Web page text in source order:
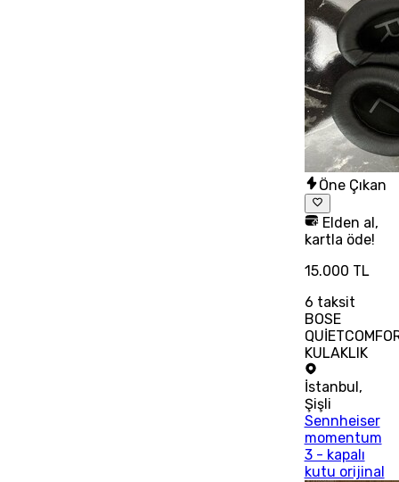
Öne Çıkan
Elden al,
kartla öde!
15.000 TL
6 taksit
BOSE
KULAKLIK
İstanbul ,
Şişli
Sennheiser
momentum
3 - kapalı
kutu orijinal